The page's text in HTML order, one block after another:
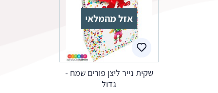
אזל מהמלאי
שקית נייר ליצן פורים שמח -
גדול